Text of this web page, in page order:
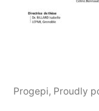
Progepi, Proudly